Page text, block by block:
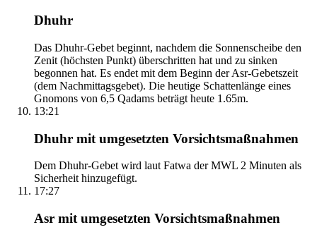
Dhuhr
Das Dhuhr-Gebet beginnt, nachdem die Sonnenscheibe den
Zenit (höchsten Punkt) überschritten hat und zu sinken
begonnen hat. Es endet mit dem Beginn der Asr-Gebetszeit
(dem Nachmittagsgebet). Die heutige Schattenlänge eines
Gnomons von 6,5 Qadams beträgt heute 1.65m.
13:21
Dhuhr mit umgesetzten Vorsichtsmaßnahmen
Dem Dhuhr-Gebet wird laut Fatwa der MWL 2 Minuten als
Sicherheit hinzugefügt.
17:27
Asr mit umgesetzten Vorsichtsmaßnahmen